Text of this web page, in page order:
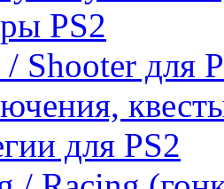
PS2
Shooter для
для PS2